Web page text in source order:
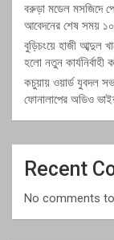
বরুড়া মডেল মসজিদে
আবেদনের শেষ সময়
বুড়িচংয়ে হাজী আব্দুল
হলো নতুন কার্যনির্বাহী
কচুয়ায় ওয়ার্ড যুবদল
ফোনালাপের অডিও
Recent
No comments